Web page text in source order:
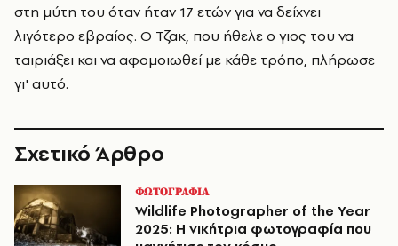
στη μύτη του όταν ήταν 17 ετών για να δείχνει
λιγότερο εβραίος. Ο Τζακ, που ήθελε ο γιος του να
ταιριάξει και να αφομοιωθεί με κάθε τρόπο, πλήρωσε
γι' αυτό.
Σχετικό Άρθρο
ΦΩΤΟΓΡΑΦΙΑ
Wildlife Photographer of the Year
2025: Η νικήτρια φωτογραφία που